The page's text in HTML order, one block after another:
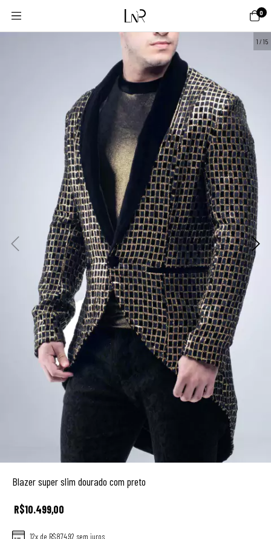
0
1 / 15
Blazer super slim dourado com preto
R$10.499,00
12x de R$874,92sem juros